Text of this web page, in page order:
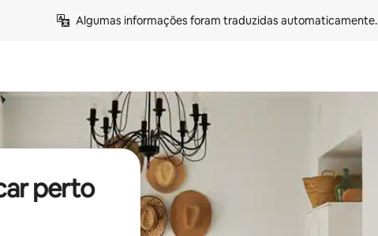
Algumas informações foram traduzidas automaticamente.
perto